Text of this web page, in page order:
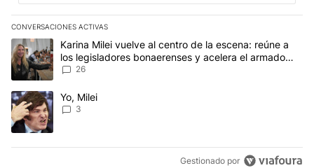
CONVERSACIONES ACTIVAS
Este listado muestra los artículos con más comentarios en los
Un artículo de tendencia con el título "Karina Milei vuelve al
Karina Milei vuelve al centro de la escena: reúne a
los legisladores bonaerenses y acelera el armado
para 2027
26
Un artículo de tendencia con el título "Yo, Milei" con 3
Yo, Milei
3
Gestionado por